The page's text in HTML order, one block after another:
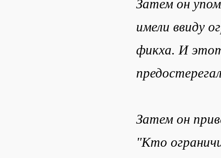
Затем он
имели ввиду
фикха. И
Затем он
"Кто